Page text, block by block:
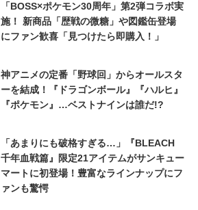
「BOSS×ポケモン30周年」第2弾コラボ実
施！ 新商品「歴戦の微糖」や図鑑缶登場
にファン歓喜「見つけたら即購入！」
神アニメの定番「野球回」からオールスタ
ーを結成！『ドラゴンボール』『ハルヒ』
『ポケモン』…ベストナインは誰だ!?
「あまりにも破格すぎる…」『BLEACH
千年血戦篇』限定21アイテムがサンキュー
マートに初登場！豊富なラインナップにフ
ァンも驚愕